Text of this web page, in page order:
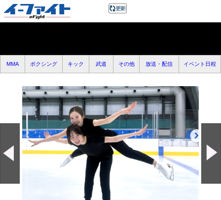
MMA ボクシング キック 武道 その他 放送・配信 イベント日程